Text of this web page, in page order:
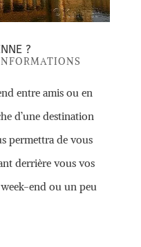
?
entre amis ou en
d’une destination
permettra de vous
derrière vous vos
end ou un peu